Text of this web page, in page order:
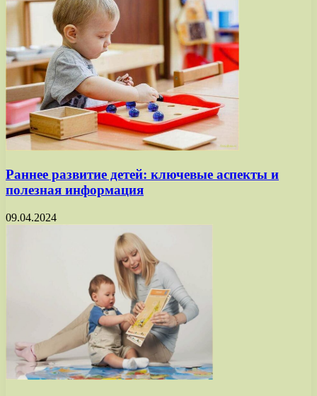
Раннее развитие детей: ключевые аспекты и
полезная информация
09.04.2024